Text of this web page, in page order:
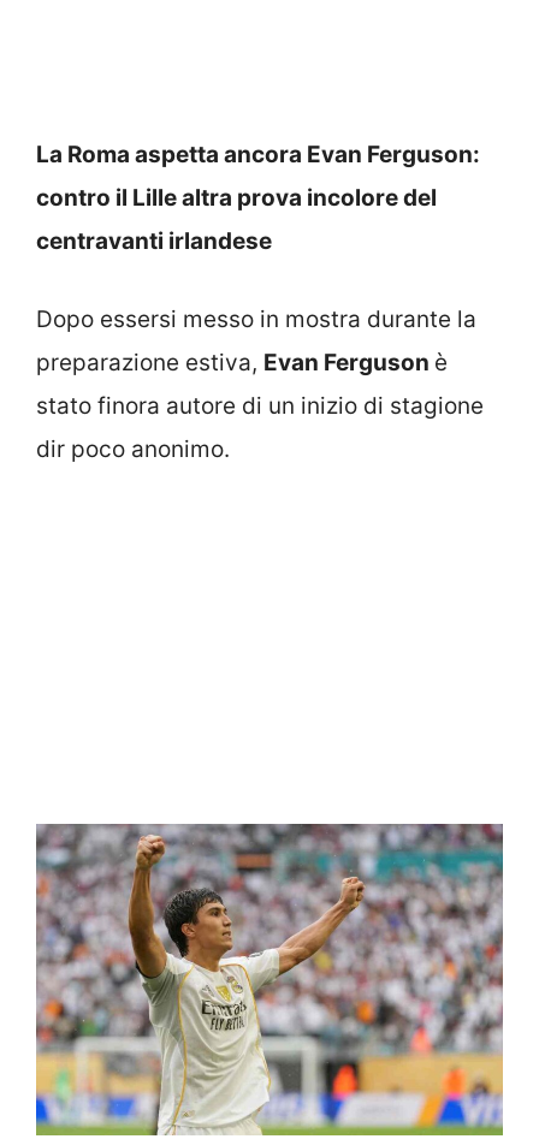
La Roma aspetta ancora Evan Ferguson:
contro il Lille altra prova incolore del
centravanti irlandese
Dopo essersi messo in mostra durante la
preparazione estiva, Evan Ferguson è
stato finora autore di un inizio di stagione
dir poco anonimo.